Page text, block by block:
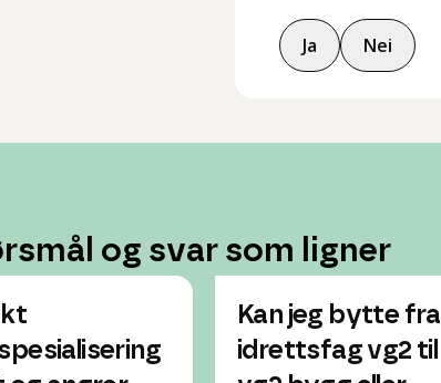
Ja Nei
og svar som ligner
Kan jeg bytte fra
idrettsfag vg2 til